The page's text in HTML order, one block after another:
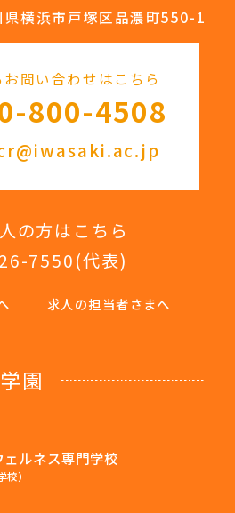
横浜市戸塚区品濃町550-1
問い合わせはこちら
800-4508
の方はこちら
7550(代表)
求人の担当者さまへ
園
ルネス専門学校
）